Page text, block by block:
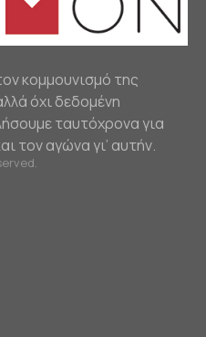
κομμουνισμό της
όχι δεδομένη
ταυτόχρονα για
τον αγώνα γι’ αυτήν.